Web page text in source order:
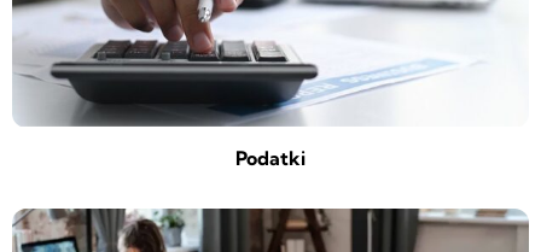
Podatki